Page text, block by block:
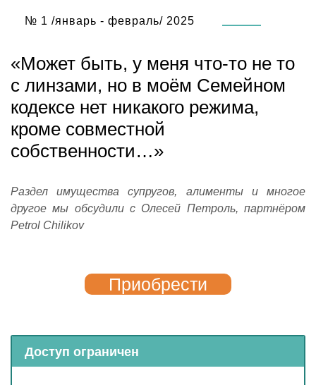
№ 1 /январь - февраль/ 2025
«Может быть, у меня что-то не то
с линзами, но в моём Семейном
кодексе нет никакого режима,
кроме совместной
собственности…»
Раздел имущества супругов, алименты и многое
другое мы обсудили с Олесей Петроль, партнёром
Petrol Chilikov
Приобрести
Доступ ограничен